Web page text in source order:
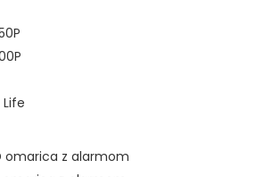
Life
omarica z alarmom